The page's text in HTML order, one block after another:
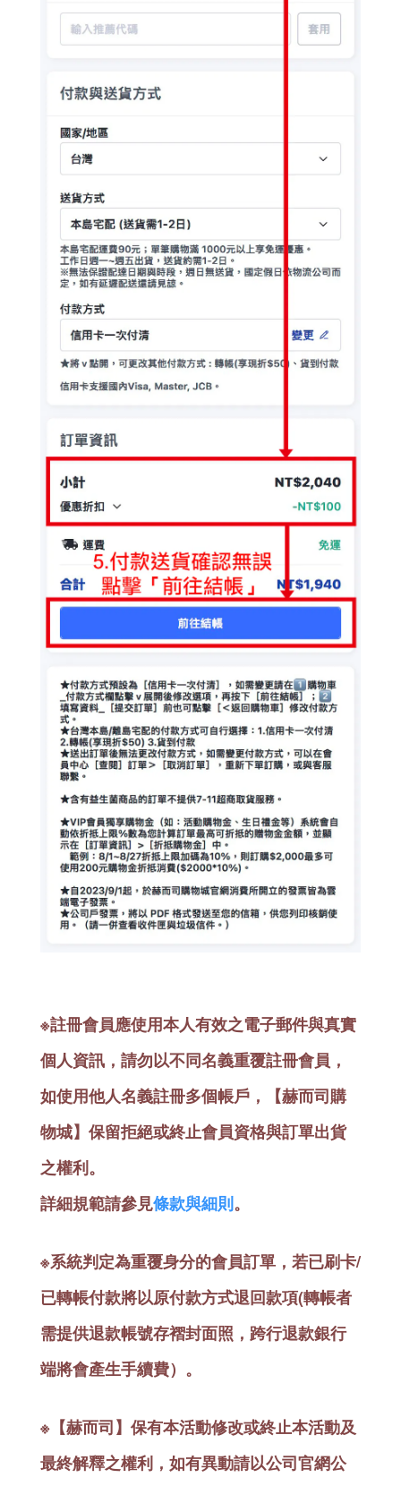
※註冊會員應使用本人有效之電子郵件與真實
個人資訊，請勿以不同名義重覆註冊會員，
如使用他人名義註冊多個帳戶，【赫而司購
物城】保留拒絕或終止會員資格與訂單出貨
之權利。
詳細規範請參見條款與細則。
※系統判定為重覆身分的會員訂單，若已刷卡/
已轉帳付款將以原付款方式退回款項(轉帳者
需提供退款帳號存褶封面照，跨行退款銀行
端將會產生手續費）。
※【赫而司】保有本活動修改或終止本活動及
最終解釋之權利，如有異動請以公司官網公